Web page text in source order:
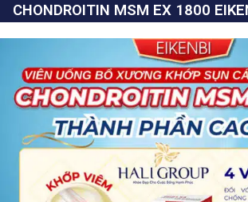
CHONDROITIN MSM EX 1800